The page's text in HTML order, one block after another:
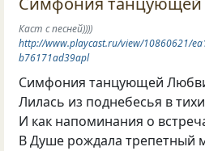
Каст с песней))))
http://www.playcast.ru/view/10860621/
b76171ad39apl
Симфония танцующей
Лилась из поднебесья в
И как напоминания о
В Душе рождала трепетный